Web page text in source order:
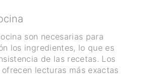
son necesarias para
los ingredientes, lo que es
de las recetas. Los
lecturas más exactas